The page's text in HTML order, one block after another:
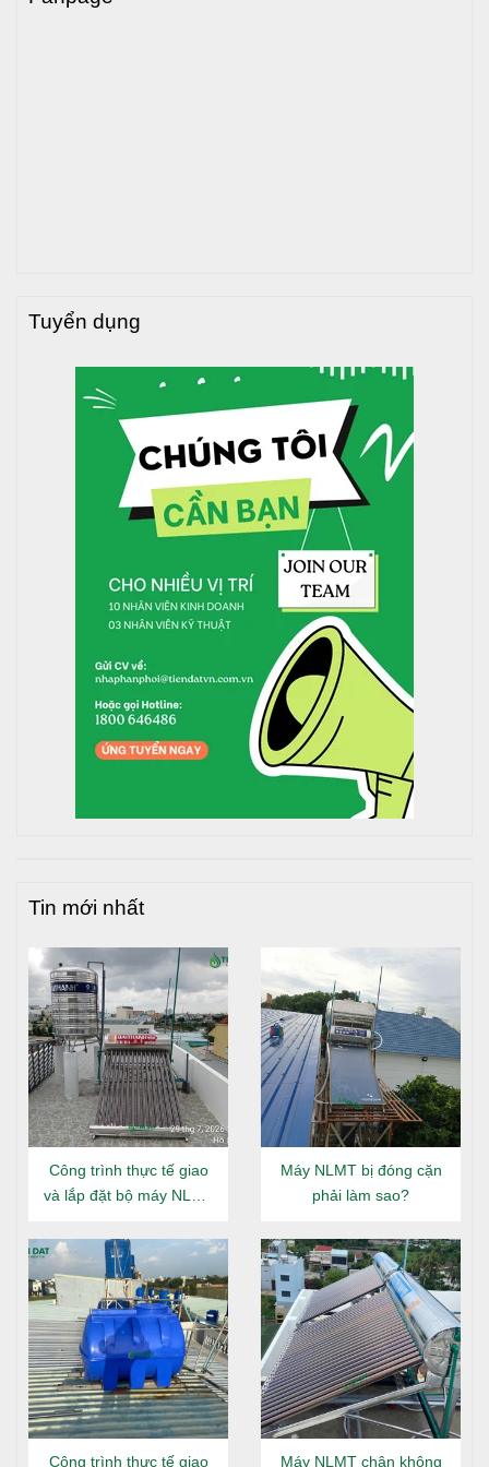
Bước 1: Điều kiện lắp đặt
trọng của bồn khi đầy nước.
Đảm bảo phần chân đế tiếp xúc tốt với mặt phẳng cố
Tránh lắp đặt gần đường điện, cây lớn hoặc sát mép
tường để đảm bảo an toàn.
Bước 2: Chuẩn bị dụng cụ lắp đặt
Dụng cụ cần thiết: kìm điện, kìm mỏ vịt, kìm nước,
cút kép mang sông, cờ lê, băng tan, tua vít, ốc vít,
keo dán (hoặc máy hàn nhiệt).
Chuẩn bị sẵn linh kiện phụ kiện cần thiết để thuận
tiện khi lắp đặt.
Bước 3: Kiểm tra sản phẩm và tem bảo hành
Xác nhận bồn nước inox Toàn Mỹ chính hãng với
logo dập nổi trên nắp bồn.
Kiểm tra tem bảo hành để đảm bảo quyền lợi khi sử
dụng.
Đặt chân đế vào vị trí lắp đặt trên mặt phẳng, đảm
Chỉnh chân đế song song và thẳng đứng trước khi
đặt bồn lên.
Bước 5: Lắp bồn nước vào chân đế
Một tay giữ bồn, một tay ấn nhẹ phần gân đơn để
khớp chặt bồn với chân đế.
Đảm bảo gân đơn khít đều xung quanh chân bồn để
tăng độ vững chắc.
Bước 6: Xiết chặt các đầu nối
nước vào, nước ra và xả cạn.
Xoay ngược chiều kim đồng hồ đến khi chặt ren để
tránh rò rỉ.
Bước 7: Cố định chân đế với nền
Đánh dấu vị trí chân bồn, dùng khoan bê tông để tạo
lỗ bắt vít nở.
Sử dụng vít nở để cố định chân đế với mặt phẳng,
Tuyển dụng
Tin mới nhất
Công trình thực tế giao
và lắp đặt bộ máy NLMT
Đông Hưng Thuận
Máy NLMT bị đóng cặn
phải làm sao?
Công trình thực tế giao
Máy NLMT chân không